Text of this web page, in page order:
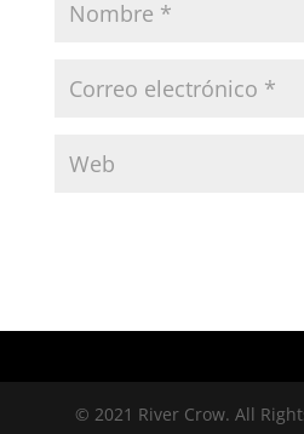
© 2021 River Crow. All